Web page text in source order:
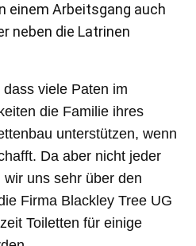
einem Arbeitsgang auch
neben die Latrinen
viele Paten im
die Familie ihres
unterstützen, wenn
Da aber nicht jeder
uns sehr über den
Firma Blackley Tree UG
Toiletten für einige